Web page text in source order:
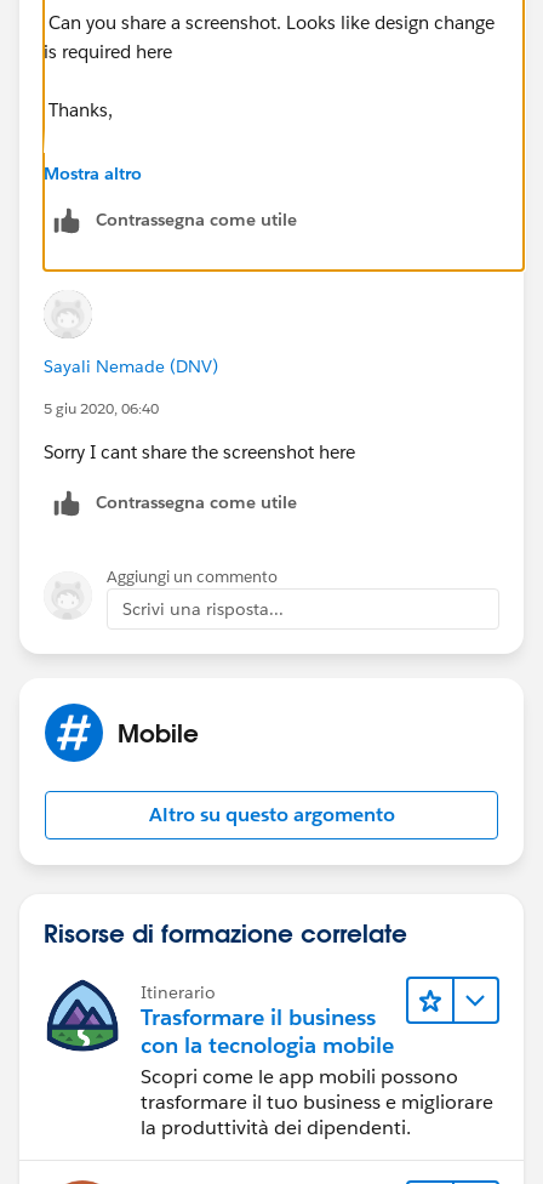
Can you share a screenshot. Looks like design change
is required here
Thanks,
Sakshi
Mostra altro
Contrassegna come utile
Sayali Nemade (DNV)
5 giu 2020, 06:40
Sorry I cant share the screenshot here
Contrassegna come utile
Aggiungi un commento
Scrivi una risposta...
Mobile
Altro su questo argomento
Risorse di formazione correlate
Itinerario
Trasformare il business
con la tecnologia mobile
Scopri come le app mobili possono
trasformare il tuo business e migliorare
la produttività dei dipendenti.